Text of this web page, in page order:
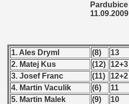
Pardubice
11.09.2009
1. Ales Dryml (8) 13
2. Matej Kus
(12) 12+3
3. Josef Franc
(11) 12+2
4. Martin Vaculik
(6) 11
5. Martin Malek
(9) 10